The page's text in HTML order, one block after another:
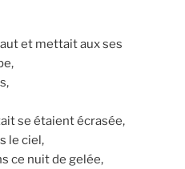
et mettait aux ses
se étaient écrasée,
le ciel,
ce nuit de gelée,